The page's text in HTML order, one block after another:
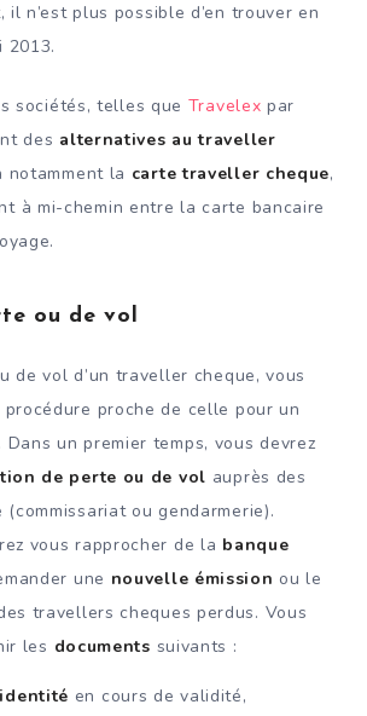
il n’est plus possible d’en trouver en
2013.
sociétés, telles que Travelex par
des alternatives au traveller
notamment la carte traveller cheque,
à mi-chemin entre la carte bancaire
ou de vol
de vol d’un traveller cheque, vous
procédure proche de celle pour un
Dans un premier temps, vous devrez
de perte ou de vol auprès des
ou gendarmerie).
vous rapprocher de la banque
une nouvelle émission ou le
travellers cheques perdus. Vous
les documents suivants :
en cours de validité,